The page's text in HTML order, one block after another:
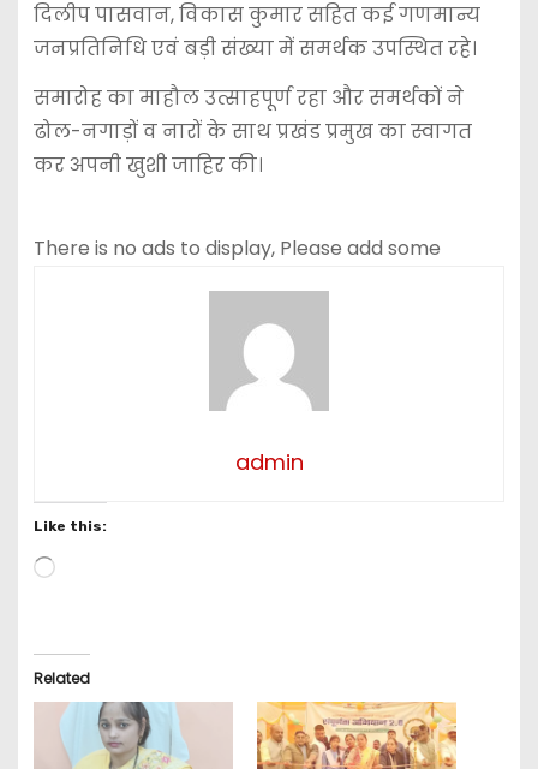
दिलीप पासवान, विकास कुमार सहित कई गणमान्य
जनप्रतिनिधि एवं बड़ी संख्या में समर्थक उपस्थित रहे।
समारोह का माहौल उत्साहपूर्ण रहा और समर्थकों ने
ढोल-नगाड़ों व नारों के साथ प्रखंड प्रमुख का स्वागत
कर अपनी खुशी जाहिर की।
There is no ads to display, Please add some
admin
Like this:
L
i
n
g
…
Related